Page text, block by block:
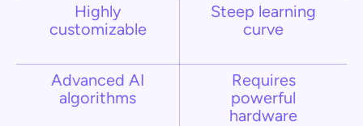
Highly
customizable
Steep learning
curve
Advanced AI
algorithms
Requires
powerful
hardware